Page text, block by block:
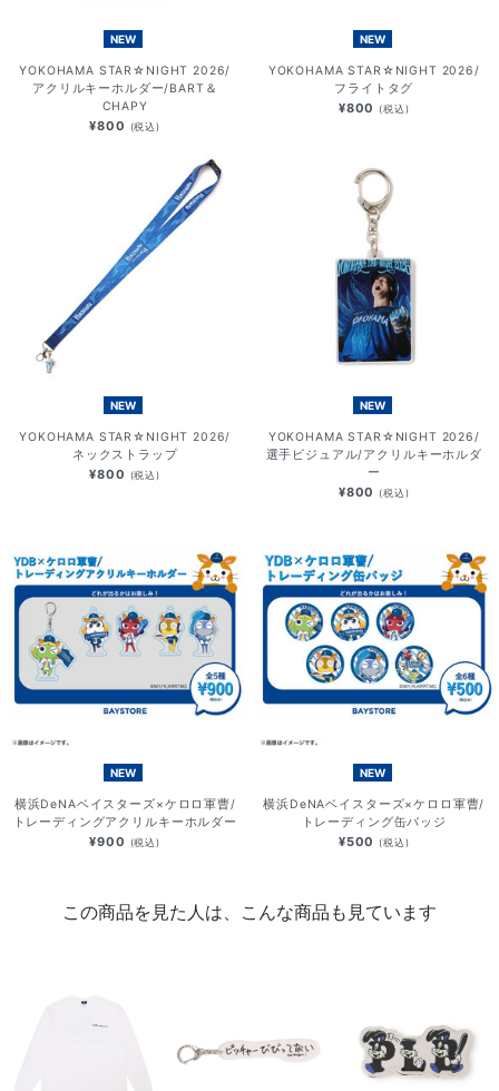
NEW
YOKOHAMA STAR☆NIGHT 2026/
アクリルキーホルダー/BART＆
CHAPY
¥800 (税込)
NEW
YOKOHAMA STAR☆NIGHT 2026/
フライトタグ
¥800 (税込)
NEW
YOKOHAMA STAR☆NIGHT 2026/
ネックストラップ
¥800 (税込)
NEW
YOKOHAMA STAR☆NIGHT 2026/
選手ビジュアル/アクリルキーホルダ
ー
¥800 (税込)
NEW
横浜DeNAベイスターズ×ケロロ軍曹/
トレーディングアクリルキーホルダー
¥900 (税込)
NEW
横浜DeNAベイスターズ×ケロロ軍曹/
トレーディング缶バッジ
¥500 (税込)
この商品を見た人は、こんな商品も見ています